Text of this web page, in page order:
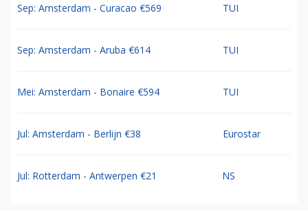
Sep: Amsterdam - Curacao €569 TUI
Sep: Amsterdam - Aruba €614 TUI
Mei: Amsterdam - Bonaire €594 TUI
Jul: Amsterdam - Berlijn €38 Eurostar
Jul: Rotterdam - Antwerpen €21 NS